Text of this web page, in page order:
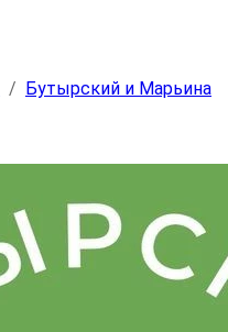
/ Бутырский и Марьина